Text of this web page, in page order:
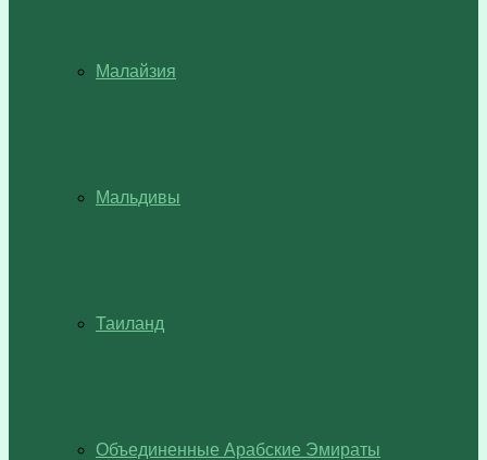
Малайзия
Мальдивы
Таиланд
Объединенные Арабские Эмираты